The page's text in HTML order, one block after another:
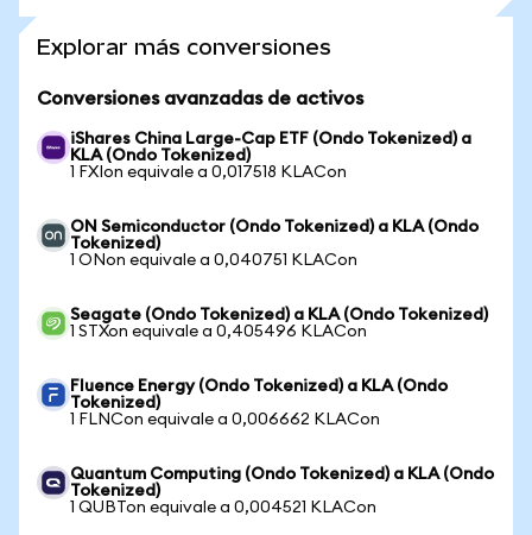
Explorar más conversiones
Conversiones avanzadas de activos
iShares China Large-Cap ETF (Ondo Tokenized) a
KLA (Ondo Tokenized)
1 FXIon equivale a 0,017518 KLACon
ON Semiconductor (Ondo Tokenized) a KLA (Ondo
Tokenized)
1 ONon equivale a 0,040751 KLACon
Seagate (Ondo Tokenized) a KLA (Ondo Tokenized)
1 STXon equivale a 0,405496 KLACon
Fluence Energy (Ondo Tokenized) a KLA (Ondo
Tokenized)
1 FLNCon equivale a 0,006662 KLACon
Quantum Computing (Ondo Tokenized) a KLA (Ondo
Tokenized)
1 QUBTon equivale a 0,004521 KLACon